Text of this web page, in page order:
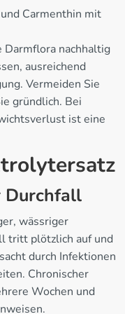
Carmenthin mit
Darmflora nachhaltig
ausreichend
Vermeiden Sie
gründlich. Bei
ist eine
Durchfall
wässriger
tritt plötzlich auf und
durch Infektionen
Chronischer
Wochen und